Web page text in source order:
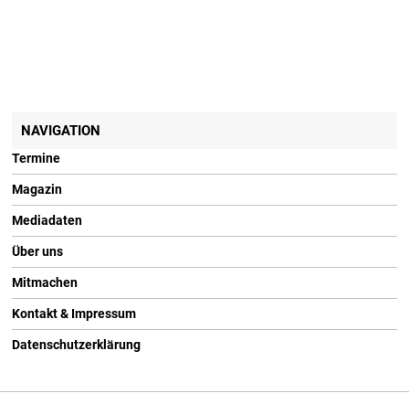
NAVIGATION
Termine
Magazin
Mediadaten
Über uns
Mitmachen
Kontakt & Impressum
Datenschutzerklärung